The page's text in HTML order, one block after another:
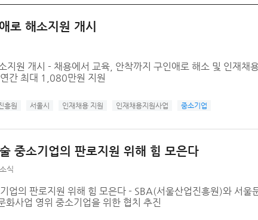
로 해소지원 개시
지원 개시 - 채용에서 교육, 안착까지 구인애로 해소 및 인재채
간 최대 1,080만원 지원
흥원 서울시 인재채용 지원 인재채용지원사업 중소기업
중소기업의 판로지원 위해 힘 모은다
식
업의 판로지원 위해 힘 모은다 - SBA(서울산업진흥원)와 서
사업 영위 중소기업을 위한 협치 추진